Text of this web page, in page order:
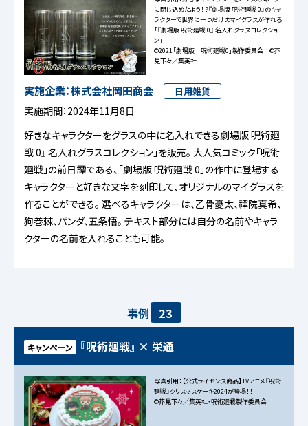
に閉じ込めたよう！？『劇場版 呪術廻戦 0』のキャ
ラクターで世界に一つだけのマイグラスが作れる
「『劇場版 呪術廻戦 0』 名入れグラスコレクショ
ン」
©2021「劇場版 呪術廻戦0」製作委員会 ©芥
見下々／集英社
実施企業：株式会社岡田商会 日用雑貨
実施期間：2024年11月8日
好きなキャラクターをグラスの中に名入れできる劇場版 呪術廻
戦 0』 名入れグラスコレクション」を販売。 大人気コミック「呪術
廻戦」の前日譚である、「劇場版 呪術廻戦 0」の作中に登場する
キャラクターと好きな文字を刻印して、オリジナルのマイグラスを
作ることができる。 選べるキャラクターは、乙骨憂太、禪院真希、
狗巻棘、パンダ、五条悟。 テキスト部分には自分の名前やキャラ
クターの名前を入れることも可能。
事例 23
キャンペーン 『呪術廻戦』 × 栄通
写真引用：【公式ライセンス商品】TVアニメ『呪術
廻戦』クリスマスケーキ2024が登場！！
©芥見下々／集英社・呪術廻戦製作委員会